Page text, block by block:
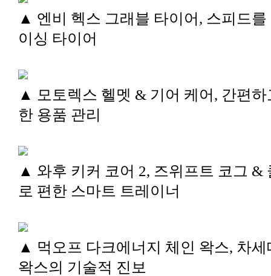
▲ 엔비 헥스 그래블 타이어, 스피드를
이싱 타이어
▲ 모토렉스 헬멧 & 기어 케어, 간편하
한 용품 관리
▲ 와후 키커 코어 2, 즈위프트 코그 &
로 편한 스마트 트레이너
▲ 먹오프 다크에너지 체인 왁스, 차세
왁스의 기술적 진보